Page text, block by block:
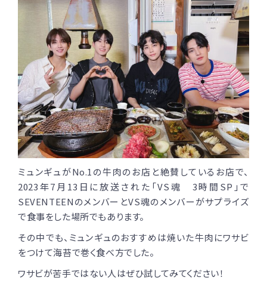
ミュンギュがNo.1の牛肉のお店と絶賛しているお店で、
2023年7月13日に放送された「VS魂 3時間SP」で
SEVENTEENのメンバーとVS魂のメンバーがサプライズ
で食事をした場所でもあります。
その中でも、ミュンギュのおすすめは焼いた牛肉にワサビ
をつけて海苔で巻く食べ方でした。
ワサビが苦手ではない人はぜひ試してみてください！